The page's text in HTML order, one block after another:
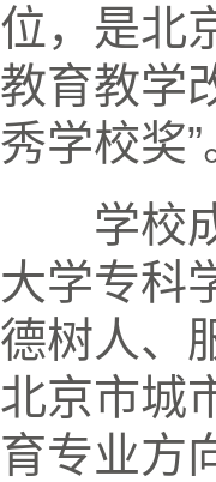
位，是北
教育教学
秀学校奖”
学校
大学专科
德树人、
北京市城
育专业方